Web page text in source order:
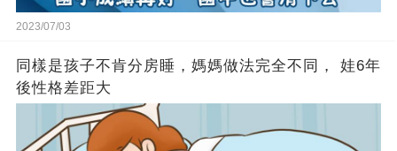
2023/07/03
同樣是孩子不肯分房睡，媽媽做法完全不同， 娃6年
後性格差距大